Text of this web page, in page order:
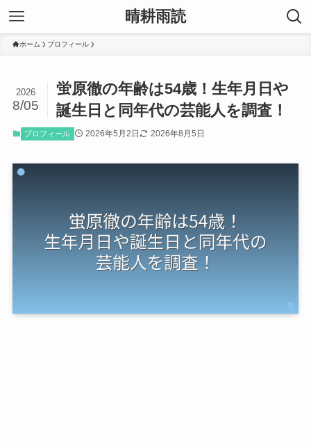
晴耕雨読
ホーム プロフィール
蛍原徹の年齢は54歳！生年月日や
誕生日と同年代の芸能人を調査！
2026
8/05
プロフィール 2026年5月2日 2026年8月5日